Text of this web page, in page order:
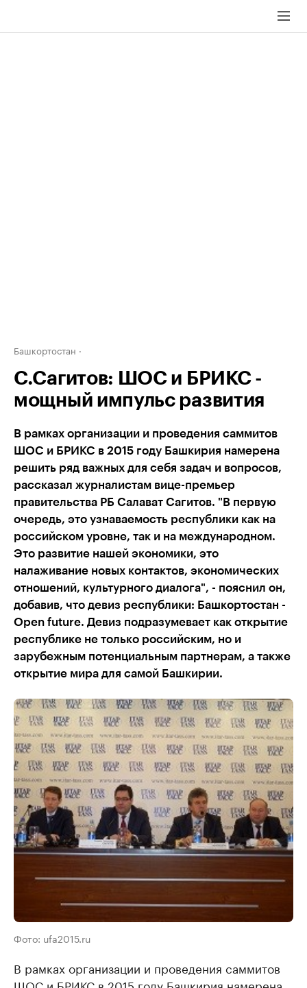
Башкортостан
С.Сагитов: ШОС и БРИКС -
мощный импульс развития
В рамках организации и проведения саммитов
ШОС и БРИКС в 2015 году Башкирия намерена
решить ряд важных для себя задач и вопросов,
рассказал журналистам вице-премьер
правительства РБ Салават Сагитов. "В первую
очередь, это узнаваемость республики как на
российском уровне, так и на международном.
Это развитие нашей экономики, это
налаживание новых контактов, экономических
отношений, культурного диалога", - пояснил он,
добавив, что девиз республики: Башкортостан -
Open future. Девиз подразумевает как открытие
республике не только российским, но и
зарубежным потенциальным партнерам, а также
открытие мира для самой Башкирии.
Фото: ufa2015.ru
В рамках организации и проведения саммитов